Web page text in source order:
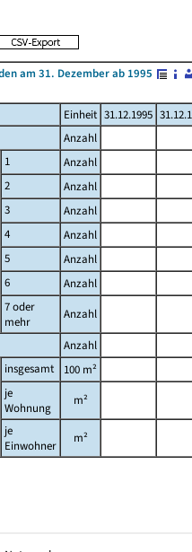
am 31. Dezember ab 1995
Einheit 31.12.1995
Anzahl
1 Anzahl
2
Anzahl
3
Anzahl
4
Anzahl
5
Anzahl
6
Anzahl
7 oder
mehr
Anzahl
Anzahl
insgesamt 100 m²
je
Wohnung
m²
je
Einwohner
m²